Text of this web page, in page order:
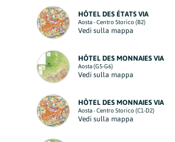
HÔTEL DES ÉTATS VIA
Aosta - Centro Storico (B2)
Vedi sulla mappa
HÔTEL DES MONNAIES VIA
Aosta (G5-G6)
Vedi sulla mappa
HÔTEL DES MONNAIES VIA
Aosta - Centro Storico (C1-D2)
Vedi sulla mappa